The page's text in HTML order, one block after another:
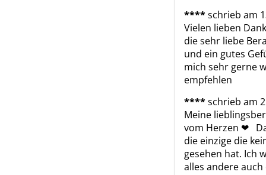
****schrieb am
Vielen lieben
die sehr liebe
und ein gutes
mich sehr gerne
empfehlen
****schrieb am
Meine
vom Herzen ❤
die einzige die
gesehen hat. Ich
alles andere